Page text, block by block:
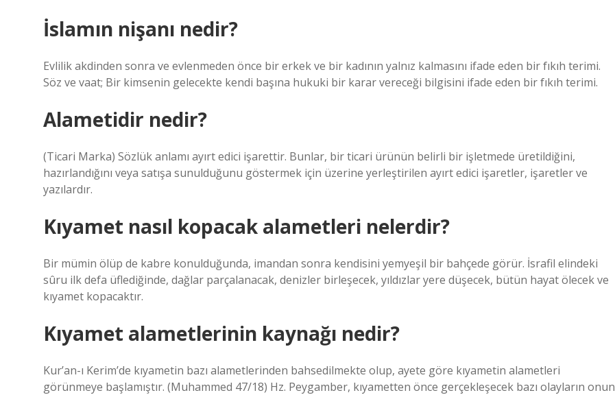
İslamın nişanı nedir?
Evlilik akdinden sonra ve evlenmeden önce bir erkek ve bir kadının yalnız kalmasını ifade eden bir fıkıh terimi.
Söz ve vaat; Bir kimsenin gelecekte kendi başına hukuki bir karar vereceği bilgisini ifade eden bir fıkıh terimi.
Alametidir nedir?
(Ticari Marka) Sözlük anlamı ayırt edici işarettir. Bunlar, bir ticari ürünün belirli bir işletmede üretildiğini,
hazırlandığını veya satışa sunulduğunu göstermek için üzerine yerleştirilen ayırt edici işaretler, işaretler ve
yazılardır.
Kıyamet nasıl kopacak alametleri nelerdir?
Bir mümin ölüp de kabre konulduğunda, imandan sonra kendisini yemyeşil bir bahçede görür. İsrafil elindeki
sûru ilk defa üflediğinde, dağlar parçalanacak, denizler birleşecek, yıldızlar yere düşecek, bütün hayat ölecek ve
kıyamet kopacaktır.
Kıyamet alametlerinin kaynağı nedir?
Kur’an-ı Kerim’de kıyametin bazı alametlerinden bahsedilmekte olup, ayete göre kıyametin alametleri
görünmeye başlamıştır. (Muhammed 47/18) Hz. Peygamber, kıyametten önce gerçekleşecek bazı olayların onun